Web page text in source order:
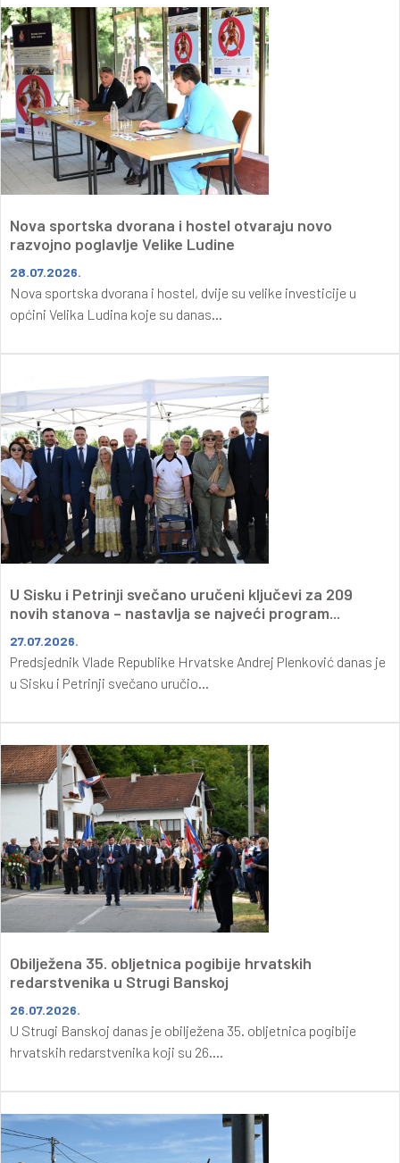
Nova sportska dvorana i hostel otvaraju novo
razvojno poglavlje Velike Ludine
28.07.2026.
Nova sportska dvorana i hostel, dvije su velike investicije u
općini Velika Ludina koje su danas...
U Sisku i Petrinji svečano uručeni ključevi za 209
novih stanova – nastavlja se najveći program...
27.07.2026.
Predsjednik Vlade Republike Hrvatske Andrej Plenković danas je
u Sisku i Petrinji svečano uručio...
Obilježena 35. obljetnica pogibije hrvatskih
redarstvenika u Strugi Banskoj
26.07.2026.
U Strugi Banskoj danas je obilježena 35. obljetnica pogibije
hrvatskih redarstvenika koji su 26....